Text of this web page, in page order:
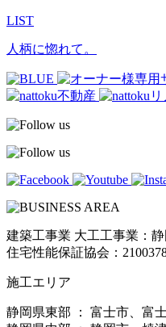
LIST
人柄に惚れて。
建築工事業 大工工事業：
住宅性能保証協会：
施工エリア
静岡県東部 ： 富士市、富